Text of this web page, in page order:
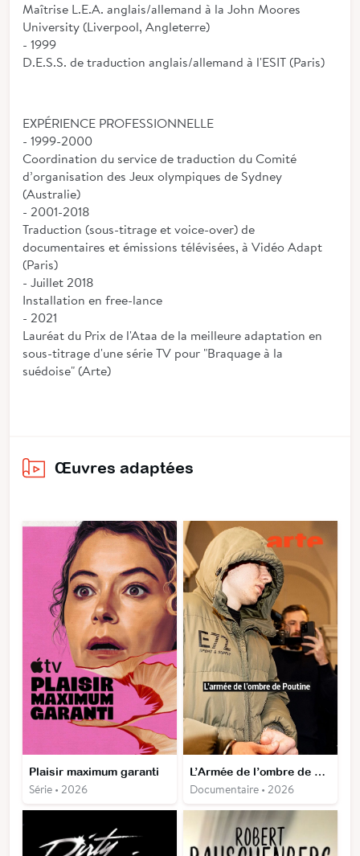
Maîtrise L.E.A. anglais/allemand à la John Moores
University (Liverpool, Angleterre)
- 1999
D.E.S.S. de traduction anglais/allemand à l'ESIT (Paris)
EXPÉRIENCE PROFESSIONNELLE
- 1999-2000
Coordination du service de traduction du Comité
d’organisation des Jeux olympiques de Sydney
(Australie)
- 2001-2018
Traduction (sous-titrage et voice-over) de
documentaires et émissions télévisées, à Vidéo Adapt
(Paris)
- Juillet 2018
Installation en free-lance
- 2021
Lauréat du Prix de l'Ataa de la meilleure adaptation en
sous-titrage d'une série TV pour "Braquage à la
suédoise" (Arte)
Œuvres adaptées
Plaisir maximum garanti
Série • 2026
L’Armée de l’ombre de Poutine
Documentaire • 2026